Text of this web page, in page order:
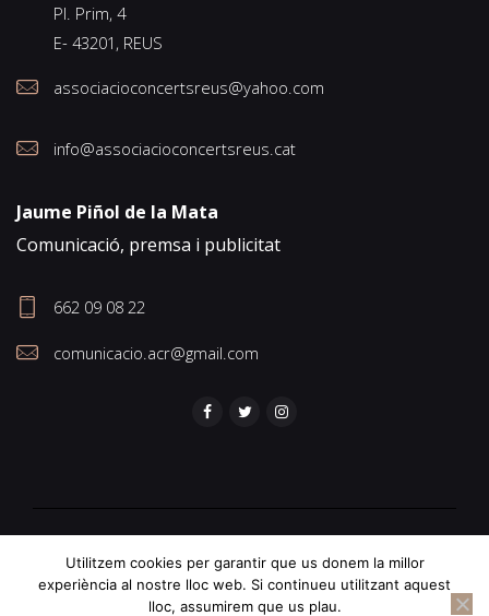
Pl. Prim, 4
E- 43201, REUS
associacioconcertsreus@yahoo.com
info@associacioconcertsreus.cat
Jaume Piñol de la Mata
Comunicació, premsa i publicitat
662 09 08 22
comunicacio.acr@gmail.com
©Associacio de Concerts de Reus2026. Tots els drets reservats.
Creat per
Utilitzem cookies per garantir que us donem la millor
experiència al nostre lloc web. Si continueu utilitzant aquest
lloc, assumirem que us plau.